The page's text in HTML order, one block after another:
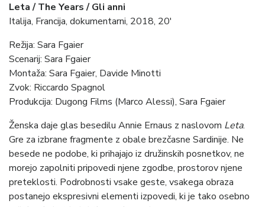
Leta / The Years / Gli anni
Italija, Francija, dokumentarni, 2018, 20′
Režija: Sara Fgaier
Scenarij: Sara Fgaier
Montaža: Sara Fgaier, Davide Minotti
Zvok: Riccardo Spagnol
Produkcija: Dugong Films (Marco Alessi), Sara Fgaier
Ženska daje glas besedilu Annie Ernaus z naslovom Leta.
Gre za izbrane fragmente z obale brezčasne Sardinije. Ne
besede ne podobe, ki prihajajo iz družinskih posnetkov, ne
morejo zapolniti pripovedi njene zgodbe, prostorov njene
preteklosti. Podrobnosti vsake geste, vsakega obraza
postanejo ekspresivni elementi izpovedi, ki je tako osebno